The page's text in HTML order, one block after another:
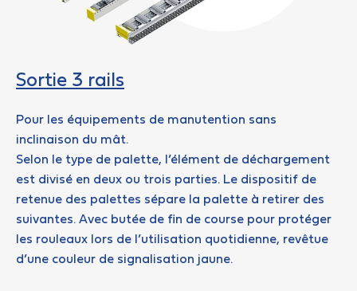
Sortie 3 rails
Pour les équipements de manutention sans
inclinaison du mât.
Selon le type de palette, l’élément de déchargement
est divisé en deux ou trois parties. Le dispositif de
retenue des palettes sépare la palette à retirer des
suivantes. Avec butée de fin de course pour protéger
les rouleaux lors de l’utilisation quotidienne, revêtue
d’une couleur de signalisation jaune.